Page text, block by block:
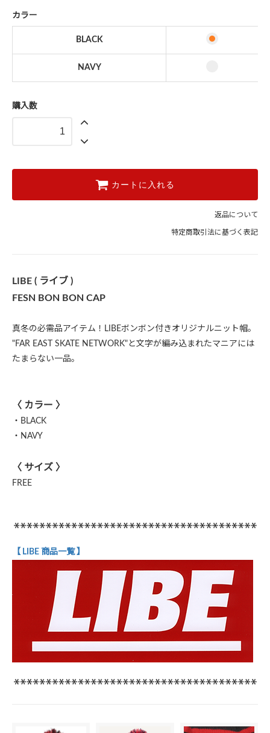
カラー
BLACK
NAVY
購入数
カートに入れる
返品について
特定商取引法に基づく表記
LIBE ( ライブ )
FESN BON BON CAP
真冬の必需品アイテム！LIBEボンボン付きオリジナルニット帽。
"FAR EAST SKATE NETWORK"と文字が編み込まれたマニアには
たまらない一品。
〈 カラー 〉
・BLACK
・NAVY
〈 サイズ 〉
FREE
【 LIBE 商品一覧 】